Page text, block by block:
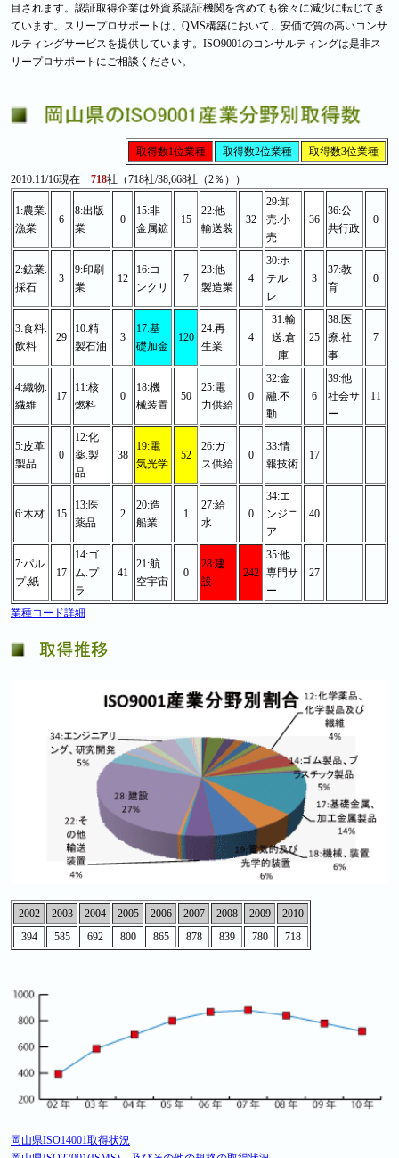
目されます。認証取得企業は外資系認証機関を含めても徐々に減少に転じてき
ています。スリープロサポートは、QMS構築において、安価で質の高いコンサ
ルティングサービスを提供しています。ISO9001のコンサルティングは是非ス
リープロサポートにご相談ください。
取得数1位業種 取得数2位業種 取得数3位業種
2010:11/16現在 718社（718社/38,668社（2％））
1:農業.
漁業
6
8:出版
業
0
15:非
金属鉱
15
22:他
輸送装
32
29:卸
売.小
売
36
36:公
共行政
0
2:鉱業.
採石
3
9:印刷
業
12
16:コ
ンクリ
7
23:他
製造業
4
30:ホ
テル.
レ
3
37:教
育
0
3:食料.
飲料
29
10:精
製石油
3
17:基
礎加金
120
24:再
生業
4
31:輸
送.倉
庫
25
38:医
療.社
事
7
4:織物.
繊維
17
11:核
燃料
0
18:機
械装置
50
25:電
力供給
0
32:金
融.不
動
6
39:他
社会サ
ー
11
5:皮革
製品
0
12:化
薬.製
品
38
19:電
気光学
52
26:ガ
ス供給
0
33:情
報技術
17
6:木材 15
13:医
薬品
2
20:造
船業
1
27:給
水
0
34:エ
ンジニ
ア
40
7:パル
プ.紙
17
14:ゴ
ム.プ
ラ
41
21:航
空宇宙
0
28:建
設
242
35:他
専門サ
ー
27
業種コード詳細
2002 2003 2004 2005 2006 2007 2008 2009
2010
394
585 692 800 865 878 839 780 718
岡山県ISO14001取得状況